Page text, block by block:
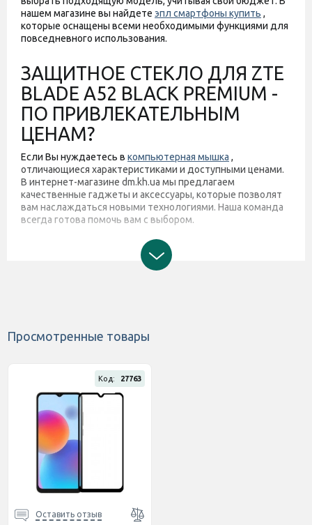
нашем магазине вы найдете эпл смартфоны купить ,
которые оснащены всеми необходимыми функциями для
повседневного использования.
ЗАЩИТНОЕ СТЕКЛО ДЛЯ ZTE
BLADE A52 BLACK PREMIUM -
ПО ПРИВЛЕКАТЕЛЬНЫМ
ЦЕНАМ?
Если Вы нуждаетесь в компьютерная мышка ,
отличающиеся характеристиками и доступными ценами.
В интернет-магазине dm.kh.ua мы предлагаем
качественные гаджеты и аксессуары, которые позволят
вам наслаждаться новыми технологиями. Наша команда
всегда готова помочь вам с выбором.
Просмотренные товары
Код: 27763
Оставить отзыв